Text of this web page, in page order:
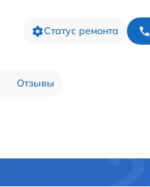
Статус ремонта
Отзывы